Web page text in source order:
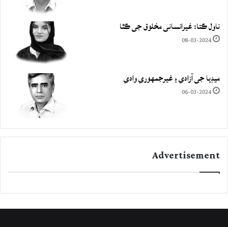
ناول ڪتا: غيرانساني مخلوق جي ڪٿا
08-03-2024
ميڊيا جي آزادي ۽ غيرجمھوري وادي
06-03-2024
Advertisement